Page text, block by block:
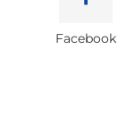
Facebook